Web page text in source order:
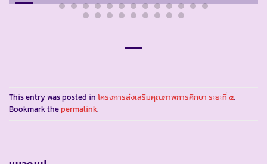
This entry was posted in โครงการส่งเสริมคุณภาพการศึกษา ระยะที่ ๕.
Bookmark thepermalink.